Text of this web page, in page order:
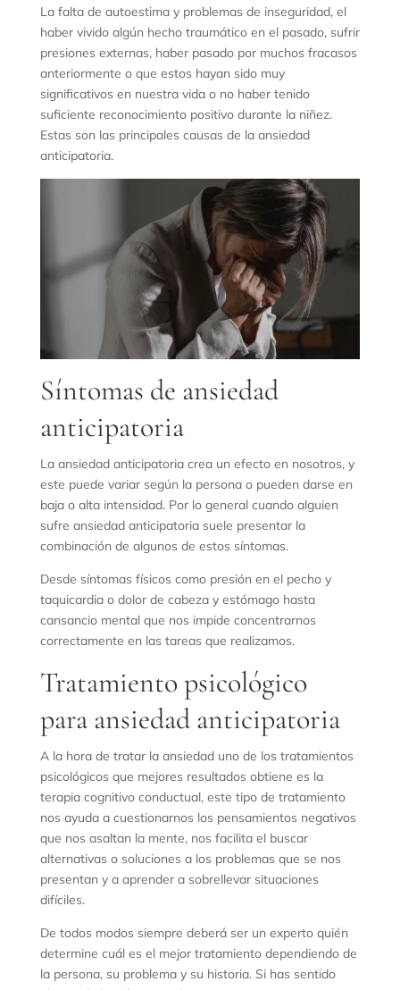
La falta de autoestima y problemas de inseguridad, el
haber vivido algún hecho traumático en el pasado, sufrir
presiones externas, haber pasado por muchos fracasos
anteriormente o que estos hayan sido muy
significativos en nuestra vida o no haber tenido
suficiente reconocimiento positivo durante la niñez.
Estas son las principales causas de la ansiedad
anticipatoria.
Síntomas de ansiedad
anticipatoria
La ansiedad anticipatoria crea un efecto en nosotros, y
este puede variar según la persona o pueden darse en
baja o alta intensidad. Por lo general cuando alguien
sufre ansiedad anticipatoria suele presentar la
combinación de algunos de estos síntomas.
Desde síntomas físicos como presión en el pecho y
taquicardia o dolor de cabeza y estómago hasta
cansancio mental que nos impide concentrarnos
correctamente en las tareas que realizamos.
Tratamiento psicológico
para ansiedad anticipatoria
A la hora de tratar la ansiedad uno de los tratamientos
psicológicos que mejores resultados obtiene es la
terapia cognitivo conductual, este tipo de tratamiento
nos ayuda a cuestionarnos los pensamientos negativos
que nos asaltan la mente, nos facilita el buscar
alternativas o soluciones a los problemas que se nos
presentan y a aprender a sobrellevar situaciones
difíciles.
De todos modos siempre deberá ser un experto quién
determine cuál es el mejor tratamiento dependiendo de
la persona, su problema y su historia. Si has sentido